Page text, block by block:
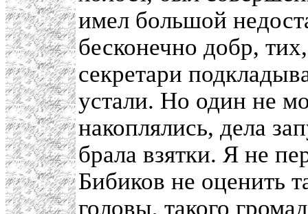
имел большой
бесконечно добр,
секретари
устали. Но один не
накоплялись, дела
брала взятки. Я не
Бибиков не оценить
головы, такого